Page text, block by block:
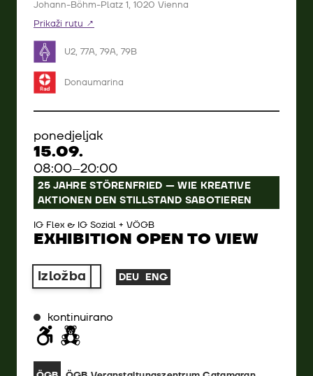
Johann-Böhm-Platz 1, 1020 Vienna
Prikaži rutu
U2, 77A, 79A, 79B
Donaumarina
ponedjeljak
15.09.
08:00–20:00
25 JAHRE STÖRENFRIED — WIE KREATIVE
AKTIONEN DEN STILLSTAND SABOTIEREN
IG Flex & IG Sozial + VÖGB
EXHIBITION OPEN TO VIEW
Izložba DEU ENG
kontinuirano